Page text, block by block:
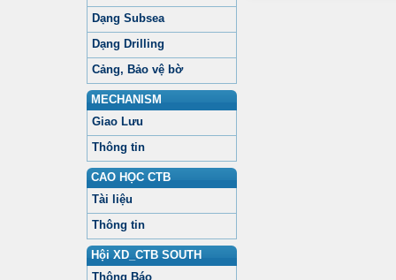
Dạng Subsea
Dạng Drilling
Cảng, Bảo vệ bờ
MECHANISM
Giao Lưu
Thông tin
CAO HỌC CTB
Tài liệu
Thông tin
Hội XD_CTB SOUTH
Thông Báo